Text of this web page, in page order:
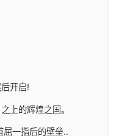
开启!
上的辉煌之国。
屈一指后的壁垒..